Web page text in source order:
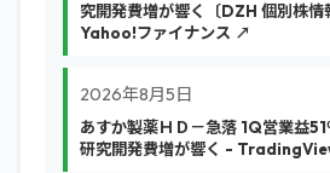
究開発費増が響く〔DZH 個別株
Yahoo!ファイナンス ↗
2026年8月5日
あすか製薬ＨＤ－急落 1Q営業益
研究開発費増が響く -